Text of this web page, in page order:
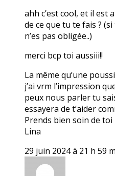
ahh c’est cool, et il est
de ce que tu te fais ?
n’es pas obligée..)
merci bcp toi aussiii!!
La même qu’une
j’ai vrm l’impression
peux nous parler tu
essayera de t’aider
Prends bien soin de toi
Lina
29 juin 2024 à 21 h 59